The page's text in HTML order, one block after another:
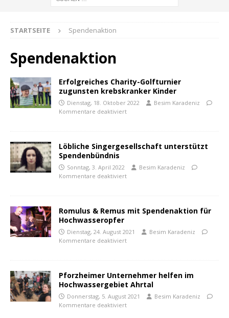
STARTSEITE Spendenaktion
Spendenaktion
Erfolgreiches Charity-Golfturnier
zugunsten krebskranker Kinder
Dienstag, 18. Oktober 2022
Besim Karadeniz
Kommentare deaktiviert
Löbliche Singergesellschaft unterstützt
Spendenbündnis
Sonntag, 3. April 2022
Besim Karadeniz
Kommentare deaktiviert
Romulus & Remus mit Spendenaktion für
Hochwasseropfer
Dienstag, 24. August 2021
Besim Karadeniz
Kommentare deaktiviert
Pforzheimer Unternehmer helfen im
Hochwassergebiet Ahrtal
Donnerstag, 5. August 2021
Besim Karadeniz
Kommentare deaktiviert